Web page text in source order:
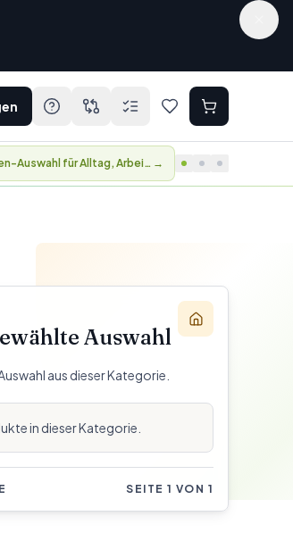
Neue Marken-Auswahl für Alltag, Arbeit und Reisen. →
Auswahl
aus dieser Kategorie.
in dieser Kategorie.
SEITE 1 VON 1